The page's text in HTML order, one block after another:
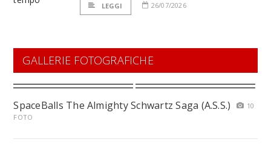
LEGGI 26/07/2026
GALLERIE FOTOGRAFICHE
SpaceBalls The Almighty Schwartz Saga (A.S.S.)
10
FOTO